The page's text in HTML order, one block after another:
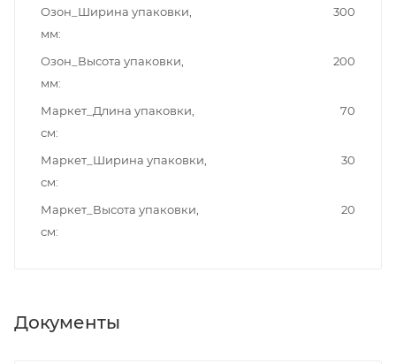
Озон_Ширина упаковки,
мм
300
Озон_Высота упаковки,
мм
200
Маркет_Длина упаковки,
см
70
Маркет_Ширина упаковки,
см
30
Маркет_Высота упаковки,
см
20
Документы